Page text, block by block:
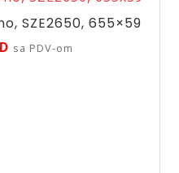
SZE2650, 655×59
sa PDV-om